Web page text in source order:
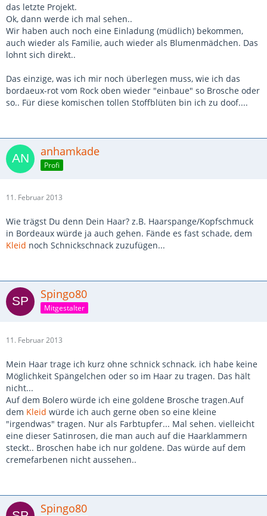
das letzte Projekt.
Ok, dann werde ich mal sehen..
Wir haben auch noch eine Einladung (müdlich) bekommen,
auch wieder als Familie, auch wieder als Blumenmädchen. Das
lohnt sich direkt..
Das einzige, was ich mir noch überlegen muss, wie ich das
bordaeux-rot vom Rock oben wieder "einbaue" so Brosche oder
so.. Für diese komischen tollen Stoffblüten bin ich zu doof....
anhamkade
Profi
11. Februar 2013
Wie trägst Du denn Dein Haar? z.B. Haarspange/Kopfschmuck
in Bordeaux würde ja auch gehen. Fände es fast schade, dem
Kleid noch Schnickschnack zuzufügen...
Spingo80
Mitgestalter
11. Februar 2013
Mein Haar trage ich kurz ohne schnick schnack. ich habe keine
Möglichkeit Spängelchen oder so im Haar zu tragen. Das hält
nicht...
Auf dem Bolero würde ich eine goldene Brosche tragen.Auf
dem Kleid würde ich auch gerne oben so eine kleine
"irgendwas" tragen. Nur als Farbtupfer... Mal sehen. vielleicht
eine dieser Satinrosen, die man auch auf die Haarklammern
steckt.. Broschen habe ich nur goldene. Das würde auf dem
cremefarbenen nicht aussehen..
Spingo80